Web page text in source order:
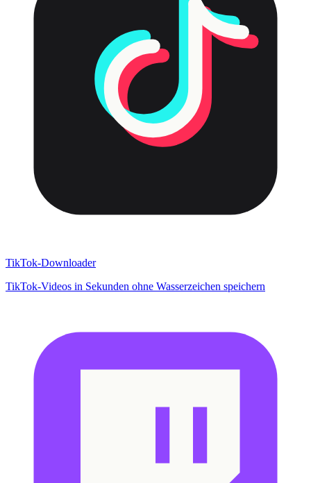
TikTok-Downloader
TikTok-Videos in Sekunden ohne Wasserzeichen speichern